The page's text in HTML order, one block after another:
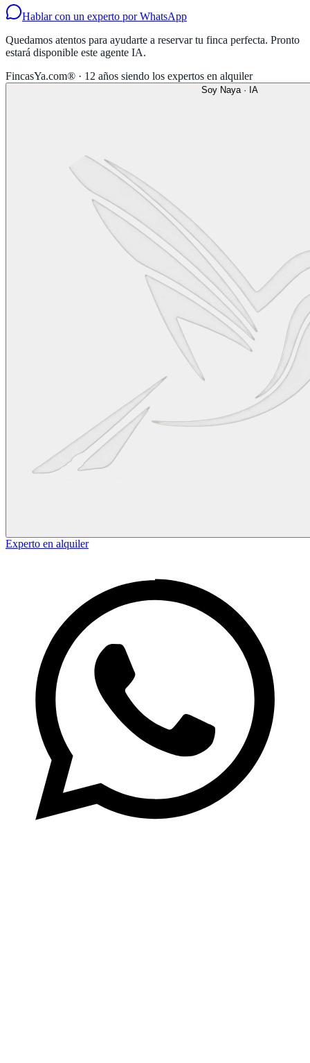
Hablar con un experto por WhatsApp
Quedamos atentos para ayudarte a reservar tu finca perfecta. Pronto
estará disponible este agente IA.
FincasYa.com® · 12 años siendo los expertos en alquiler
Soy Naya · IA
Experto en alquiler